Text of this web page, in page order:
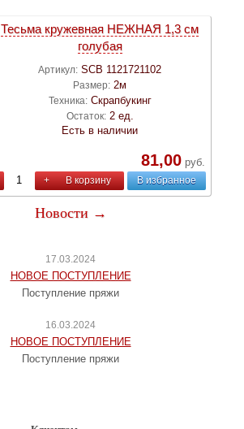
Тесьма кружевная НЕЖНАЯ 1,3 см
голубая
Артикул: SCB 1121721102
Размер: 2м
Техника: Скрапбукинг
Остаток: 2 ед.
Есть в наличии
81,00руб.
+ В корзину В избранное
Новости →
17.03.2024
НОВОЕ ПОСТУПЛЕНИЕ
Поступление пряжи
16.03.2024
НОВОЕ ПОСТУПЛЕНИЕ
Поступление пряжи